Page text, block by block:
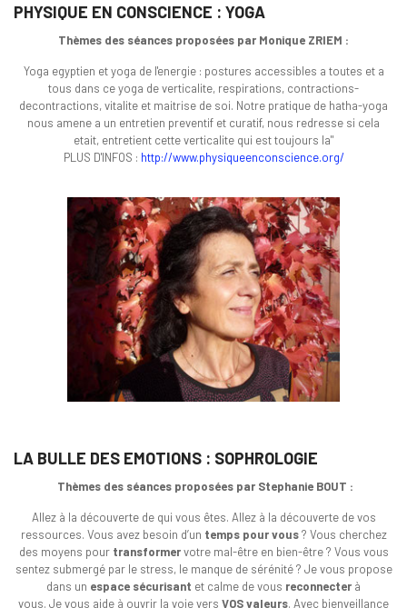
PHYSIQUE EN CONSCIENCE : YOGA
Thèmes des séances proposées par Monique ZRIEM :
Yoga egyptien et yoga de l'energie : postures accessibles a toutes et a
tous dans ce yoga de verticalite, respirations, contractions-
decontractions, vitalite et maitrise de soi. Notre pratique de hatha-yoga
nous amene a un entretien preventif et curatif, nous redresse si cela
etait, entretient cette verticalite qui est toujours la"
PLUS D'INFOS : http://www.physiqueenconscience.org/
LA BULLE DES EMOTIONS : SOPHROLOGIE
Thèmes des séances proposées par Stephanie BOUT :
Allez à la découverte de qui vous êtes. Allez à la découverte de vos
ressources. Vous avez besoin d’un temps pour vous? Vous cherchez
des moyens pourtransformervotre mal-être en bien-être ? Vous vous
sentez submergé par le stress, le manque de sérénité ? Je vous propose
dans un espace sécurisant et calme de vous reconnecter à
vous. Je vous aide à ouvrir la voie vers VOS valeurs. Avec bienveillance